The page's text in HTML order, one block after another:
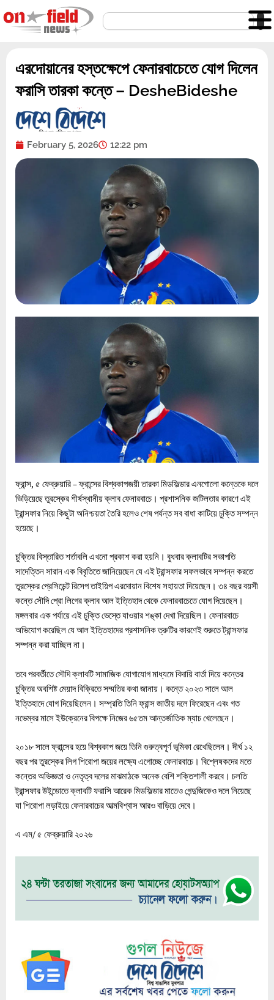
to
content
Search
এরদোয়ানের হস্তক্ষেপে ফেনারবাচেতে যোগ দিলেন
ফরাসি তারকা কন্তে – DesheBideshe
February 5, 2026 12:22 pm
ফ্রান্স, ৫ ফেব্রুয়ারি – ফ্রান্সের বিশ্বকাপজয়ী তারকা মিডফিল্ডার এনগোলো কন্তেকে দলে
ভিড়িয়েছে তুরস্কের শীর্ষস্থানীয় ক্লাব ফেনারবাচে। প্রশাসনিক জটিলতার কারণে এই
ট্রান্সফার নিয়ে কিছুটা অনিশ্চয়তা তৈরি হলেও শেষ পর্যন্ত সব বাধা কাটিয়ে চুক্তি সম্পন্ন
হয়েছে।
চুক্তির বিস্তারিত শর্তাবলি এখনো প্রকাশ করা হয়নি। বুধবার ক্লাবটির সভাপতি
সাদেত্তিন সারান এক বিবৃতিতে জানিয়েছেন যে এই ট্রান্সফার সফলভাবে সম্পন্ন করতে
তুরস্কের প্রেসিডেন্ট রিসেপ তাইয়িপ এরদোয়ান বিশেষ সহায়তা দিয়েছেন। ৩৪ বছর বয়সী
কন্তে সৌদি প্রো লিগের ক্লাব আল ইত্তিহাদ থেকে ফেনারবাচেতে যোগ দিয়েছেন।
মঙ্গলবার এক পর্যায়ে এই চুক্তি ভেস্তে যাওয়ার শঙ্কা দেখা দিয়েছিল। ফেনারবাচে
অভিযোগ করেছিল যে আল ইত্তিহাদের প্রশাসনিক ত্রুটির কারণেই শুরুতে ট্রান্সফার
সম্পন্ন করা যাচ্ছিল না।
তবে পরবর্তীতে সৌদি ক্লাবটি সামাজিক যোগাযোগ মাধ্যমে বিদায়ি বার্তা দিয়ে কন্তের
চুক্তির অবশিষ্ট মেয়াদ বিক্রিতে সম্মতির কথা জানায়। কন্তে ২০২৩ সালে আল
ইত্তিহাদে যোগ দিয়েছিলেন। সম্প্রতি তিনি ফ্রান্স জাতীয় দলে ফিরেছেন এবং গত
নভেম্বর মাসে ইউক্রেনের বিপক্ষে নিজের ৬৫তম আন্তর্জাতিক ম্যাচ খেলেছেন।
২০১৮ সালে ফ্রান্সের হয়ে বিশ্বকাপ জয়ে তিনি গুরুত্বপূর্ণ ভূমিকা রেখেছিলেন। দীর্ঘ ১২
বছর পর তুরস্কের লিগ শিরোপা জয়ের লক্ষ্যে এগোচ্ছে ফেনারবাচে। বিশ্লেষকদের মতে
কন্তের অভিজ্ঞতা ও নেতৃত্ব দলের মাঝমাঠকে অনেক বেশি শক্তিশালী করবে। চলতি
ট্রান্সফার উইন্ডোতে ক্লাবটি ফরাসি আরেক মিডফিল্ডার মাতেও গেন্দুজিকেও দলে নিয়েছে
যা শিরোপা লড়াইয়ে ফেনারবাচের আত্মবিশ্বাস আরও বাড়িয়ে দেবে।
এ এম/ ৫ ফেব্রুয়ারি ২০২৬